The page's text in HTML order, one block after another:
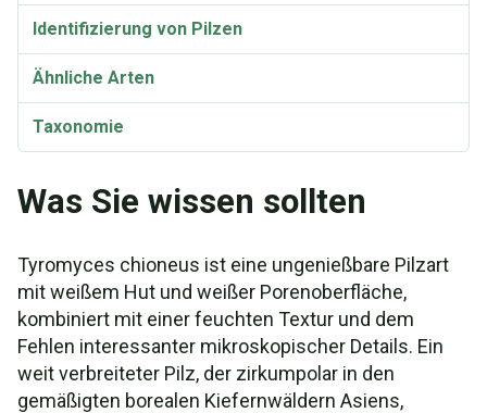
Identifizierung von Pilzen
Ähnliche Arten
Taxonomie
Was Sie wissen sollten
Tyromyces chioneus ist eine ungenießbare Pilzart
mit weißem Hut und weißer Porenoberfläche,
kombiniert mit einer feuchten Textur und dem
Fehlen interessanter mikroskopischer Details. Ein
weit verbreiteter Pilz, der zirkumpolar in den
gemäßigten borealen Kiefernwäldern Asiens,